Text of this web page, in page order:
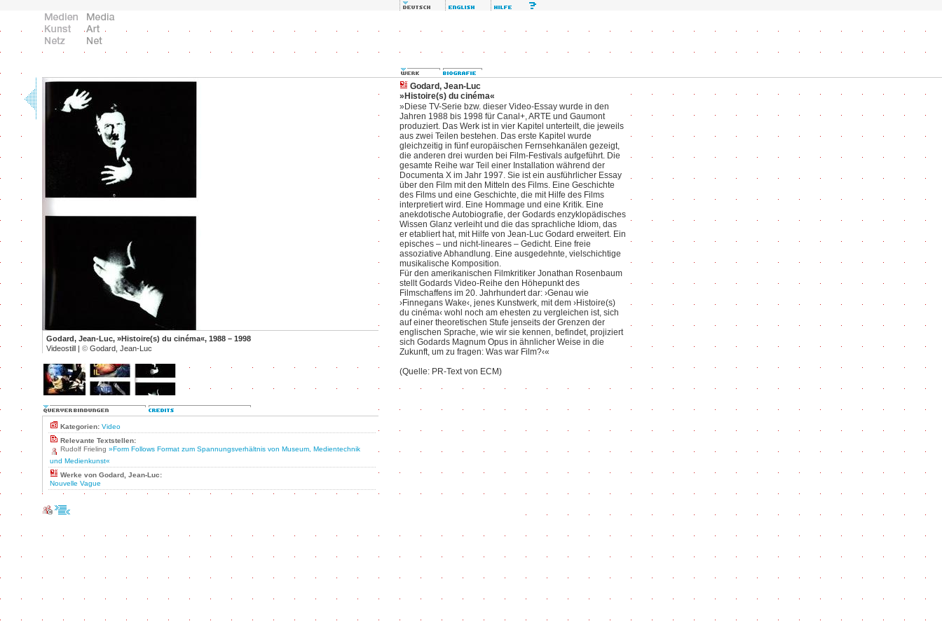
Godard, Jean-Luc, »Histoire(s) du cinéma«, 1988 – 1998
Videostill | © Godard, Jean-Luc
Kategorien: Video
Relevante Textstellen:
Rudolf Frieling »Form Follows Format zum Spannungsverhältnis von Museum, Medientechnik
und Medienkunst«
Werke von Godard, Jean-Luc:
Nouvelle Vague
Godard, Jean-Luc
»Histoire(s) du cinéma«
»Diese TV-Serie bzw. dieser Video-Essay wurde in den
Jahren 1988 bis 1998 für Canal+, ARTE und Gaumont
produziert. Das Werk ist in vier Kapitel unterteilt, die jeweils
aus zwei Teilen bestehen. Das erste Kapitel wurde
gleichzeitig in fünf europäischen Fernsehkanälen gezeigt,
die anderen drei wurden bei Film-Festivals aufgeführt. Die
gesamte Reihe war Teil einer Installation während der
Documenta X im Jahr 1997. Sie ist ein ausführlicher Essay
über den Film mit den Mitteln des Films. Eine Geschichte
des Films und eine Geschichte, die mit Hilfe des Films
interpretiert wird. Eine Hommage und eine Kritik. Eine
anekdotische Autobiografie, der Godards enzyklopädisches
Wissen Glanz verleiht und die das sprachliche Idiom, das
er etabliert hat, mit Hilfe von Jean-Luc Godard erweitert. Ein
episches – und nicht-lineares – Gedicht. Eine freie
assoziative Abhandlung. Eine ausgedehnte, vielschichtige
musikalische Komposition.
Für den amerikanischen Filmkritiker Jonathan Rosenbaum
stellt Godards Video-Reihe den Höhepunkt des
Filmschaffens im 20. Jahrhundert dar: ›Genau wie
›Finnegans Wake‹, jenes Kunstwerk, mit dem ›Histoire(s)
du cinéma‹ wohl noch am ehesten zu vergleichen ist, sich
auf einer theoretischen Stufe jenseits der Grenzen der
englischen Sprache, wie wir sie kennen, befindet, projiziert
sich Godards Magnum Opus in ähnlicher Weise in die
Zukunft, um zu fragen: Was war Film?‹«
(Quelle: PR-Text von ECM)